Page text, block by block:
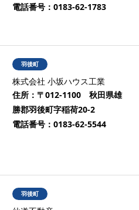
電話番号： 0183-62-1783
羽後町
株式会社 小坂ハウス工業
住所： 〒012-1100 秋田県雄
勝郡羽後町字稲荷20-2
電話番号： 0183-62-5544
羽後町